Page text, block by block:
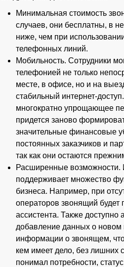
Минимальная стоимость
случаев, они бесплатны, в
ниже, чем при
телефонных линий.
Мобильность. Сотрудники
телефонией не только
месте, в офисе, но и на
стабильный интернет-
многократно упрощающее
придется заново
значительные финансовые
постоянных заказчиков и
так как они остаются
Расширенные возможности.
поддерживает множество
бизнеса. Например, при
операторов звонящий будет
ассистента. Также доступно
добавление данных о новом
информации о звонящем,
кем имеет дело, без лишних
понимал потребности,